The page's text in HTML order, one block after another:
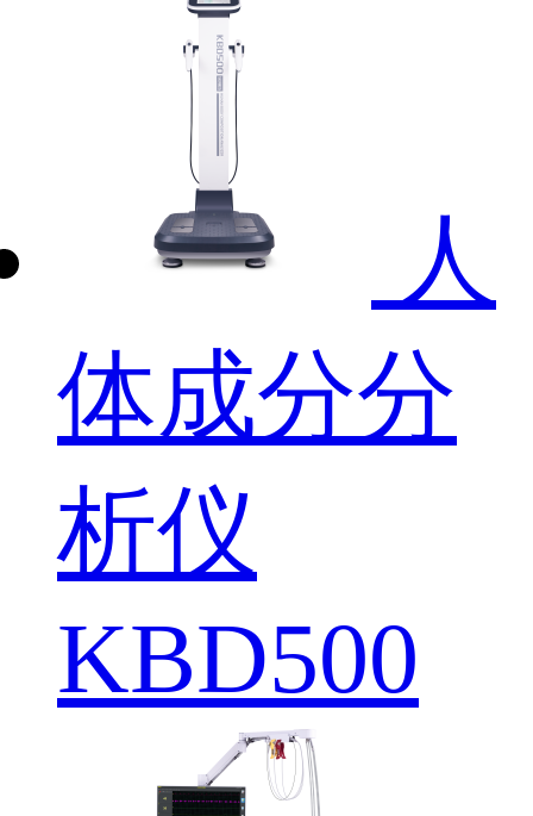
人
体成分分
析仪
KBD500